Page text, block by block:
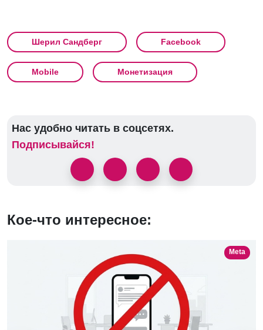
Шерил Сандберг Facebook
Mobile Монетизация
Нас удобно читать в соцсетях.
Подписывайся!
Кое-что интересное:
Meta